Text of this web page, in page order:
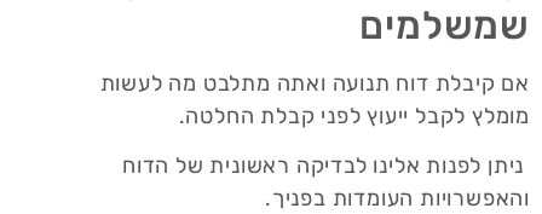
שמשלמים
אם קיבלת דוח תנועה ואתה מתלבט מה לעשות
מומלץ לקבל ייעוץ לפני קבלת החלטה.
ניתן לפנות אלינו לבדיקה ראשונית של הדוח
והאפשרויות העומדות בפניך.